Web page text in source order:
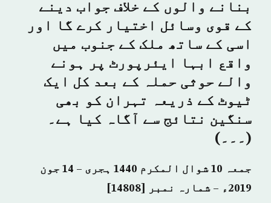
بنانے والوں کے خلاف جواب دینے
کے قوی وسائل اختیار کرے گا اور
اسی کے ساتھ ملک کے جنوب میں
واقع ابہا ایئرپورٹ پر ہونے
والے حوثی حملہ کے بعد کل ایک
ٹیوٹ کے ذریعہ تہران کو بھی
سنگین نتائج سے آگاہ کیا ہے۔
(۔۔۔)
جمعہ 10 شوال المکرم 1440 ہجری – 14 جون
2019ء – شمارہ نمبر [14808]